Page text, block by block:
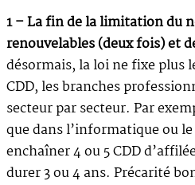
1 – La fin de la limitation du
renouvelables (deux fois) et
désormais, la loi ne fixe plus
CDD, les branches
secteur par secteur. Par
que dans l’informatique ou
enchaîner 4 ou 5 CDD
durer 3 ou 4 ans. Précarité